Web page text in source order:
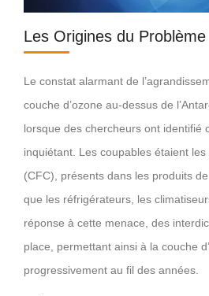
Les Origines du Problème
Le constat alarmant de
couche d’ozone au-dessus de
lorsque des chercheurs ont identifié
inquiétant. Les coupables étaient
(CFC), présents dans les produits
que les réfrigérateurs, les
réponse à cette menace, des
place, permettant ainsi à la couche
progressivement au fil des années.